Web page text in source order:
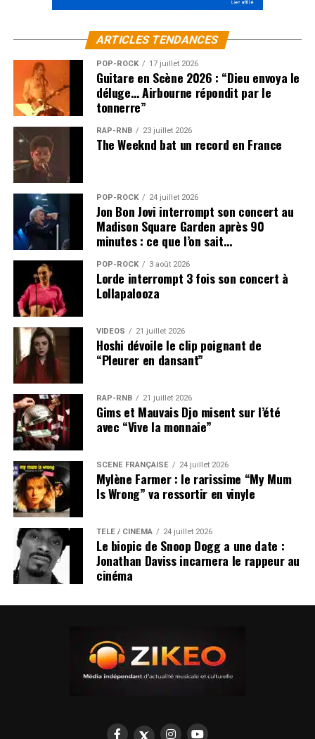
ARTICLES TENDANCES
POP-ROCK 17 juillet 2026
Guitare en Scène 2026 : “Dieu envoya le
déluge… Airbourne répondit par le
tonnerre”
RAP-RNB 23 juillet 2026
The Weeknd bat un record en France
POP-ROCK 24 juillet 2026
Jon Bon Jovi interrompt son concert au
Madison Square Garden après 90
minutes : ce que l’on sait…
POP-ROCK 3 août 2026
Lorde interrompt 3 fois son concert à
Lollapalooza
VIDEOS 21 juillet 2026
Hoshi dévoile le clip poignant de
“Pleurer en dansant”
RAP-RNB 21 juillet 2026
Gims et Mauvais Djo misent sur l’été
avec “Vive la monnaie”
SCÈNE FRANÇAISE 24 juillet 2026
Mylène Farmer : le rarissime “My Mum
Is Wrong” va ressortir en vinyle
TÉLÉ / CINÉMA 24 juillet 2026
Le biopic de Snoop Dogg a une date :
Jonathan Daviss incarnera le rappeur au
cinéma